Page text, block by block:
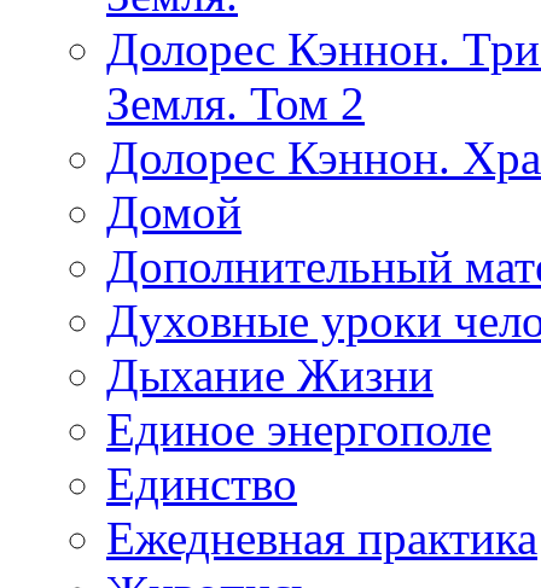
Долорес Кэннон.
Земля. Том 2
Долорес Кэннон.
Домой
Дополнительный
Духовные уроки
Дыхание Жизни
Единое энергополе
Единство
Ежедневная практика